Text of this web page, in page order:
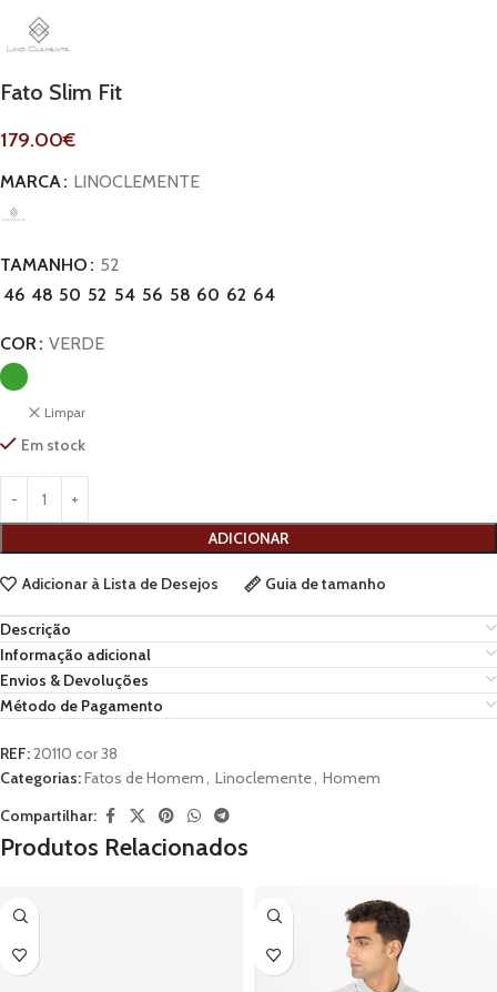
Fato Slim Fit
179.00€
MARCA LINOCLEMENTE
TAMANHO
52
46 48 50 52 54 56 58 60 62 64
COR VERDE
Limpar
Em stock
ADICIONAR
Adicionar à Lista de Desejos Guia de tamanho
Descrição
Informação adicional
Envios & Devoluções
Método de Pagamento
REF:20110 cor 38
Categorias:Fatos de Homem, Linoclemente, Homem
Compartilhar:
Produtos Relacionados